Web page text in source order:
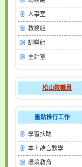
人事室
教務組
訓導組
主計室
松山教職員
重點推行工作
學習扶助
本土語言教學
環境教育